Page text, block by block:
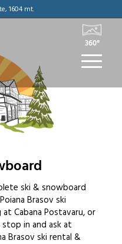
1604 mt.
360°
ski & snowboard
Brasov ski
Cabana Postavaru, or
in and ask at
Brasov ski rental &